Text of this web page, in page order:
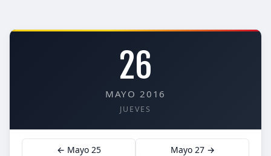
26
MAYO 2016
JUEVES
← Mayo 25 Mayo 27 →